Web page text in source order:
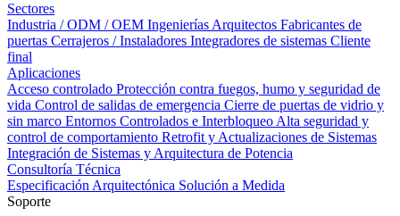
Sectores
Industria / ODM / OEM Ingenierías Arquitectos Fabricantes de
puertas Cerrajeros / Instaladores Integradores de sistemas Cliente
final
Aplicaciones
Acceso controlado Protección contra fuegos, humo y seguridad de
vida Control de salidas de emergencia Cierre de puertas de vidrio y
sin marco Entornos Controlados e Interbloqueo Alta seguridad y
control de comportamiento Retrofit y Actualizaciones de Sistemas
Integración de Sistemas y Arquitectura de Potencia
Consultoría Técnica
Especificación Arquitectónica Solución a Medida
Soporte